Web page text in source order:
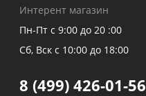
Интерент магазин
Пн-Пт с 9:00 до 20 :00
Сб, Вск с 10:00 до 18:00
8 (499) 426-01-56